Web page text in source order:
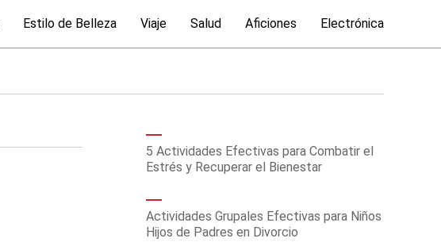
Estilo de Belleza Viaje Salud Aficiones Electrónica
5 Actividades Efectivas para Combatir el
Estrés y Recuperar el Bienestar
Actividades Grupales Efectivas para Niños
Hijos de Padres en Divorcio